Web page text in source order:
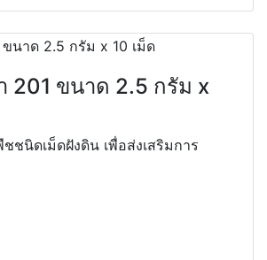
201 ขนาด 2.5 กรัม x
ชนิดเม็ดฝังดิน เพื่อส่งเสริมการ